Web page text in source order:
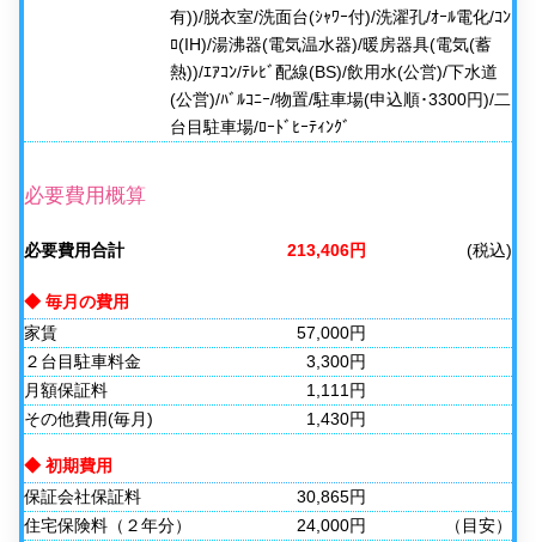
有))/脱衣室/洗面台(ｼｬﾜｰ付)/洗濯孔/ｵｰﾙ電化/ｺﾝ
ﾛ(IH)/湯沸器(電気温水器)/暖房器具(電気(蓄
熱))/ｴｱｺﾝ/ﾃﾚﾋﾞ配線(BS)/飲用水(公営)/下水道
(公営)/ﾊﾞﾙｺﾆｰ/物置/駐車場(申込順･3300円)/二
台目駐車場/ﾛｰﾄﾞﾋｰﾃｨﾝｸﾞ
必要費用概算
必要費用合計 213,406円 (税込)
◆ 毎月の費用
家賃
57,000円
２台目駐車料金
3,300円
月額保証料
1,111円
その他費用(毎月)
1,430円
◆ 初期費用
保証会社保証料
30,865円
住宅保険料（２年分）
24,000円
（目安）